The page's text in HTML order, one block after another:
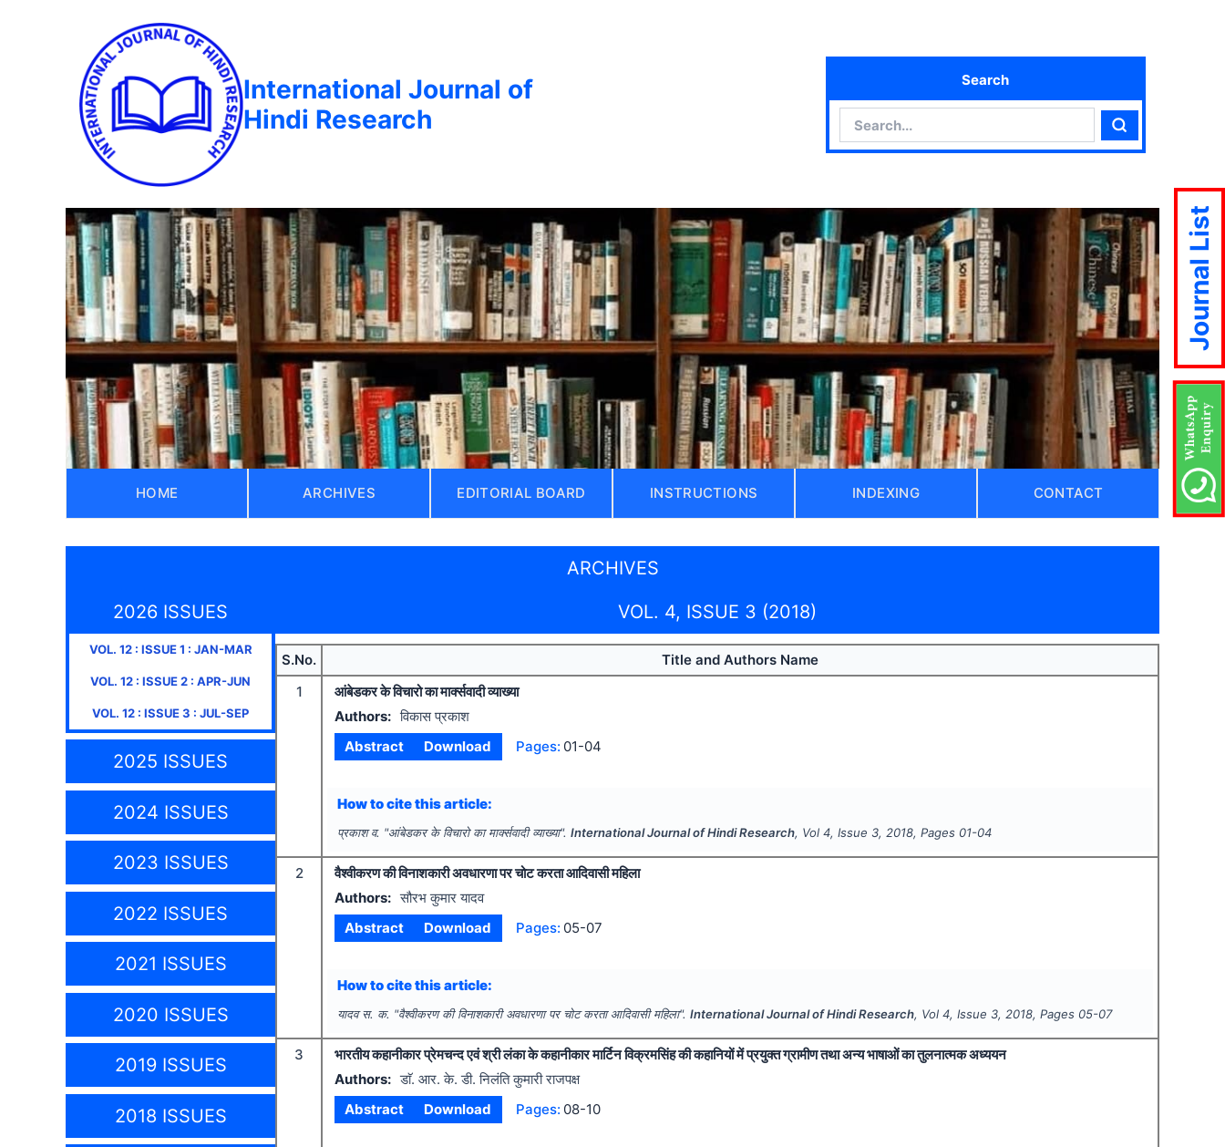
International Journal of
Hindi Research
Search
Search
HOME ARCHIVES EDITORIAL BOARD INSTRUCTIONS INDEXING CONTACT
ARCHIVES
2026 ISSUES
VOL. 12: ISSUE1 : JAN-MAR
VOL. 12 : ISSUE2 : APR-JUN
VOL. 12 : ISSUE3 : JUL-SEP
2025 ISSUES
2024 ISSUES
2023 ISSUES
2022 ISSUES
2021 ISSUES
2020 ISSUES
2019 ISSUES
2018 ISSUES
VOL. 4, ISSUE 3 (2018)
S.No.
Title and Authors Name
1
आंबेडकर के विचारो का मार्क्सवादी व्याख्या
Authors: विकास प्रकाश
Abstract
Download Pages: 01-04
How to cite this article:
प्रकाश व. "आंबेडकर के विचारो का मार्क्सवादी व्याख्या".International Journal of Hindi Research, Vol4, Issue 3,2018, Pages 01-04
2
वैश्वीकरण की विनाशकारी अवधारणा पर चोट करता आदिवासी महिला
Authors: सौरभ कुमार यादव
Abstract
Download Pages: 05-07
How to cite this article:
यादव स. क. "वैश्वीकरण की विनाशकारी अवधारणा पर चोट करता आदिवासी महिला".International Journal of Hindi Research, Vol4, Issue 3,2018, Pages 05-07
3
भारतीय कहानीकार प्रेमचन्द एवं श्री लंका के कहानीकार मार्टिन विक्रमसिंह की कहानियों में प्रयुक्त ग्रामीण तथा अन्य भाषाओं का तुलनात्मक अध्ययन
Authors: डाॅ. आर. के. डी. निलंति कुमारी राजपक्ष
Abstract
Download Pages: 08-10
Journal List